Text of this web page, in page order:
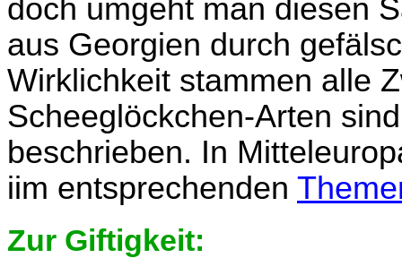
doch umgeht man diesen
aus Georgien durch
Wirklichkeit stammen alle
Scheeglöckchen-Arten
beschrieben. In
iim entsprechenden
Zur Giftigkeit: